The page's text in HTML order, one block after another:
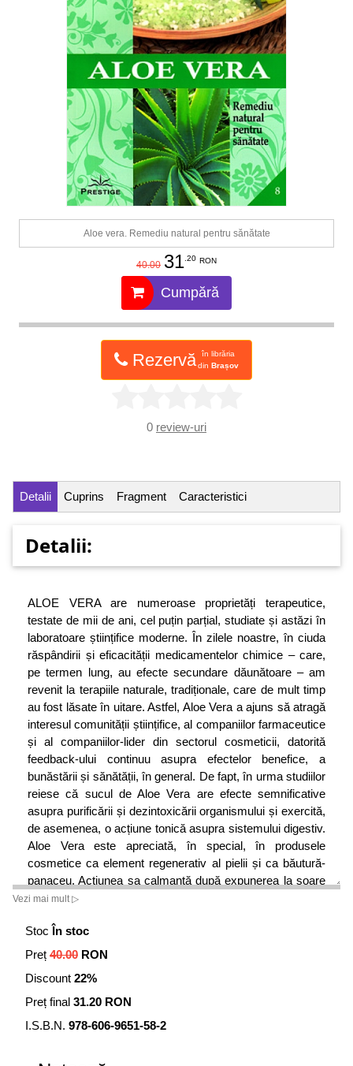
Aloe vera. Remediu natural pentru sănătate
40.00 31.20 RON
Cumpără
Rezervă
în librăria
din Brașov
0 review-uri
Detalii Cuprins Fragment Caracteristici
Detalii:
ALOE VERA are numeroase proprietăți terapeutice,
testate de mii de ani, cel puțin parțial, studiate și astăzi în
laboratoare științifice moderne. În zilele noastre, în ciuda
răspândirii și eficacității medicamentelor chimice – care,
pe termen lung, au efecte secundare dăunătoare – am
revenit la terapiile naturale, tradiționale, care de mult timp
au fost lăsate în uitare. Astfel, Aloe Vera a ajuns să atragă
interesul comunității științifice, al companiilor farmaceutice
și al companiilor-lider din sectorul cosmeticii, datorită
feedback-ului continuu asupra efectelor benefice, a
bunăstării și sănătății, în general. De fapt, în urma studiilor
reiese că sucul de Aloe Vera are efecte semnificative
asupra purificării și dezintoxicării organismului și exercită,
de asemenea, o acțiune tonică asupra sistemului digestiv.
Aloe Vera este apreciată, în special, în produsele
cosmetice ca element regenerativ al pielii și ca băutură-
panaceu. Acțiunea sa calmantă după expunerea la soare
este formidabilă. Funcția sa de „detergent" al machiajului
partea gelatinoasă, sub formă de sucuri, extracte uscate
și preparate dermatologice. Principalele proprietăți ale
imunostimulatoare, antibacteriene și antifungice. De
asemenea, ajută la vindecarea și la calmarea țesuturilor
inflamate, reducând durerea și umflarea. Extractele sale
Vezi mai mult ▷
Stoc În stoc
Preț 40.00 RON
Discount 22%
Preț final 31.20 RON
I.S.B.N. 978-606-9651-58-2